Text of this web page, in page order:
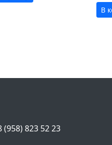
В
(958) 823 52 23